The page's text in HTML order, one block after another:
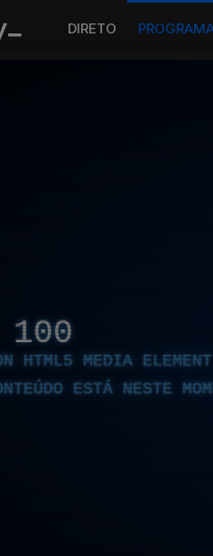
DIRETO
100
HTML5 MEDIA ELEMENT
ESTÁ NESTE